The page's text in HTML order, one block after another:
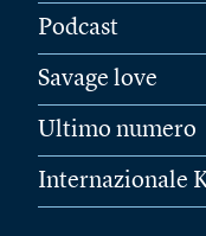
Podcast
Savage love
Ultimo numero
Internazionale